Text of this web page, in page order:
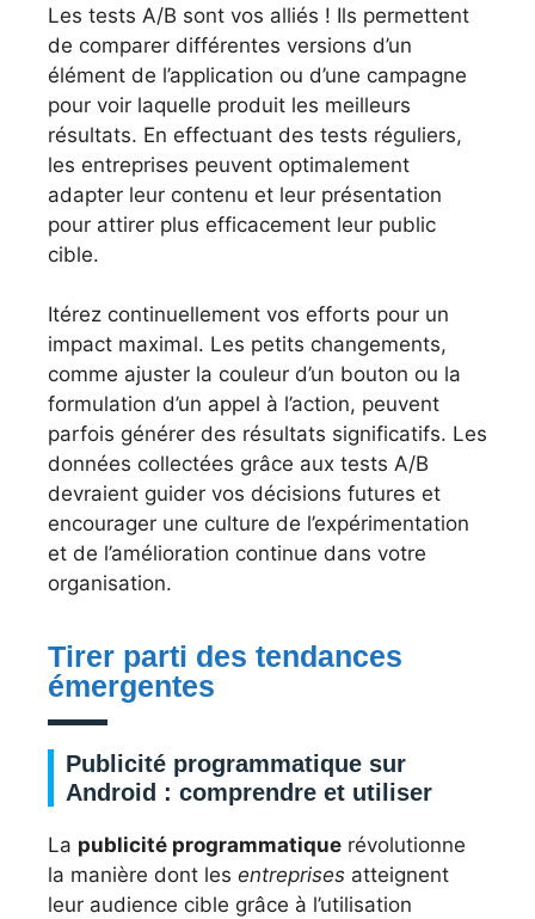
Les tests A/B sont vos alliés ! Ils permettent
de comparer différentes versions d’un
élément de l’application ou d’une campagne
pour voir laquelle produit les meilleurs
résultats. En effectuant des tests réguliers,
les entreprises peuvent optimalement
adapter leur contenu et leur présentation
pour attirer plus efficacement leur public
cible.
Itérez continuellement vos efforts pour un
impact maximal. Les petits changements,
comme ajuster la couleur d’un bouton ou la
formulation d’un appel à l’action, peuvent
parfois générer des résultats significatifs. Les
données collectées grâce aux tests A/B
devraient guider vos décisions futures et
encourager une culture de l’expérimentation
et de l’amélioration continue dans votre
organisation.
Tirer parti des tendances
émergentes
Publicité programmatique sur
Android : comprendre et utiliser
La publicité programmatique révolutionne
la manière dont les entreprises atteignent
leur audience cible grâce à l’utilisation